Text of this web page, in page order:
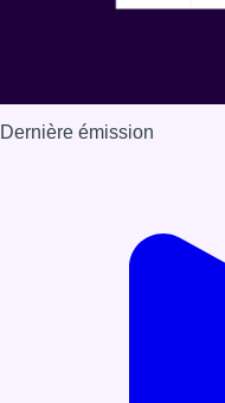
Dernière émission